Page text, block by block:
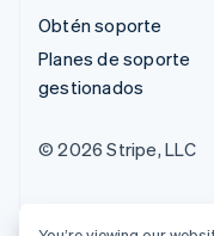
Obtén soporte
Planes de soporte
gestionados
© 2026 Stripe, LLC